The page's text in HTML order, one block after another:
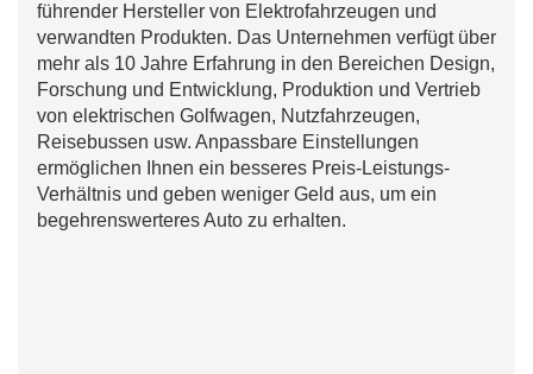
führender Hersteller von Elektrofahrzeugen und
verwandten Produkten. Das Unternehmen verfügt über
mehr als 10 Jahre Erfahrung in den Bereichen Design,
Forschung und Entwicklung, Produktion und Vertrieb
von elektrischen Golfwagen, Nutzfahrzeugen,
Reisebussen usw. Anpassbare Einstellungen
ermöglichen Ihnen ein besseres Preis-Leistungs-
Verhältnis und geben weniger Geld aus, um ein
begehrenswerteres Auto zu erhalten.